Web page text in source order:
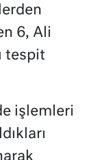
6, Ali
tespit
işlemleri